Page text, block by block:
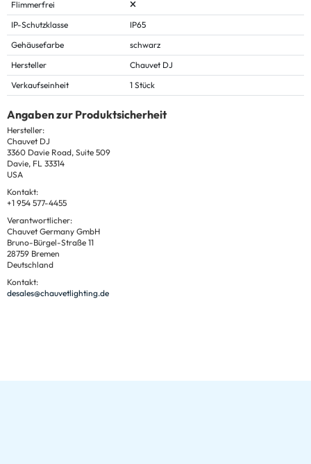
Flimmerfrei
IP-Schutzklasse
IP65
Gehäusefarbe
schwarz
Hersteller
Chauvet DJ
Verkaufseinheit
1 Stück
Angaben zur Produktsicherheit
Hersteller:
Chauvet DJ
3360 Davie Road, Suite 509
Davie, FL 33314
USA
Kontakt:
+1 954 577-4455
Verantwortlicher:
Chauvet Germany GmbH
Bruno-Bürgel-Straße 11
28759 Bremen
Deutschland
Kontakt:
desales@chauvetlighting.de